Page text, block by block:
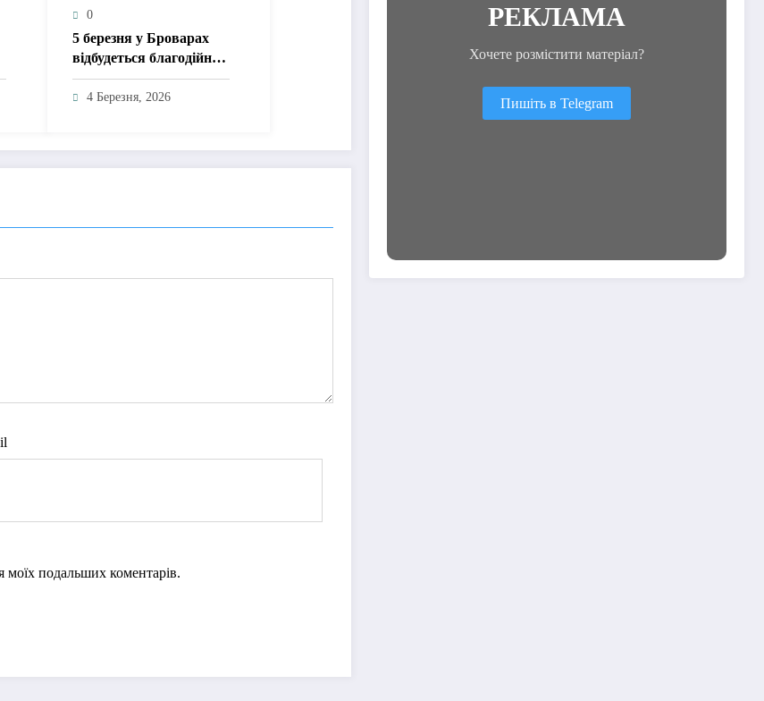
0
5 березня у Броварах
відбудеться благодійний
концерт до Дня весни
«Пісня збирає друзів»
4 Березня, 2026
моїх подальших коментарів.
РЕКЛАМА
Хочете розмістити матеріал?
Пишіть в Telegram